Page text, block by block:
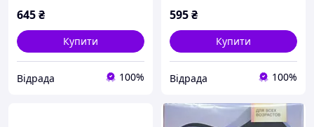
645₴
Купити
Відрада 100%
595₴
Купити
Відрада 100%